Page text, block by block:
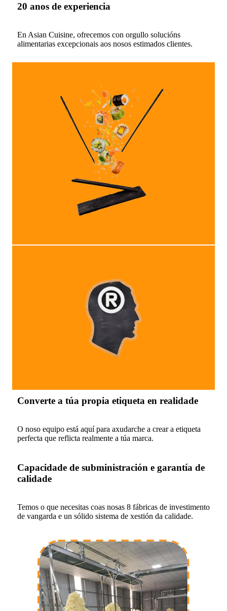
20 anos de experiencia
En Asian Cuisine, ofrecemos con orgullo solucións
alimentarias excepcionais aos nosos estimados clientes.
Converte a túa propia etiqueta en realidade
O noso equipo está aquí para axudarche a crear a etiqueta
perfecta que reflicta realmente a túa marca.
Capacidade de subministración e garantía de
calidade
Temos o que necesitas coas nosas 8 fábricas de investimento
de vangarda e un sólido sistema de xestión da calidade.